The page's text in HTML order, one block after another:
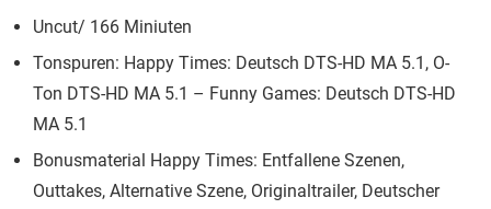
Uncut/ 166 Miniuten
Tonspuren: Happy Times: Deutsch DTS-HD MA 5.1, O-
Ton DTS-HD MA 5.1 – Funny Games: Deutsch DTS-HD
MA 5.1
Bonusmaterial Happy Times: Entfallene Szenen,
Outtakes, Alternative Szene, Originaltrailer, Deutscher